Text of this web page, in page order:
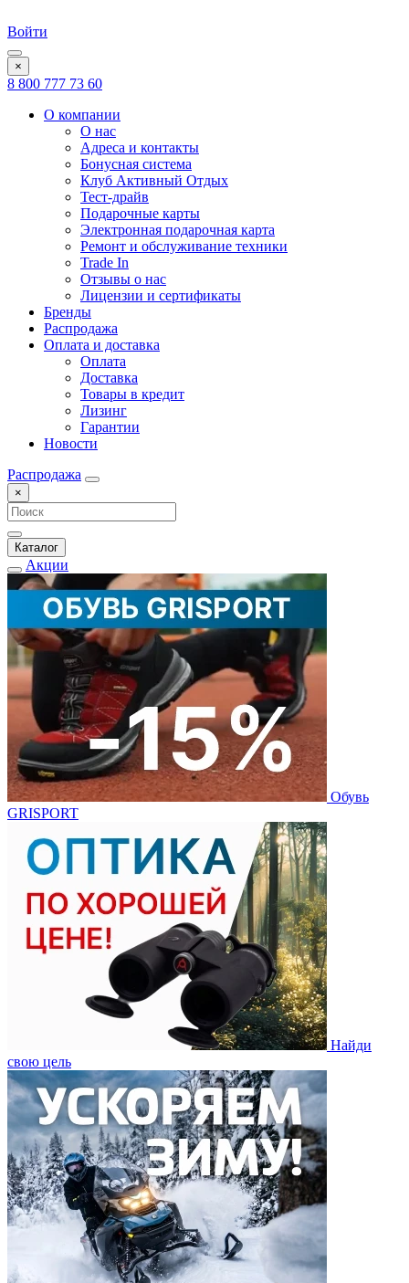
Войти
×
8 800 777 73 60
О компании
О нас
Адреса и контакты
Бонусная система
Клуб Активный Отдых
Тест-драйв
Подарочные карты
Электронная подарочная карта
Ремонт и обслуживание техники
Trade In
Отзывы о нас
Лицензии и сертификаты
Бренды
Распродажа
Оплата и доставка
Оплата
Доставка
Товары в кредит
Лизинг
Гарантии
Новости
Распродажа
×
Каталог
Акции
Обувь
GRISPORT
Найди
свою цель